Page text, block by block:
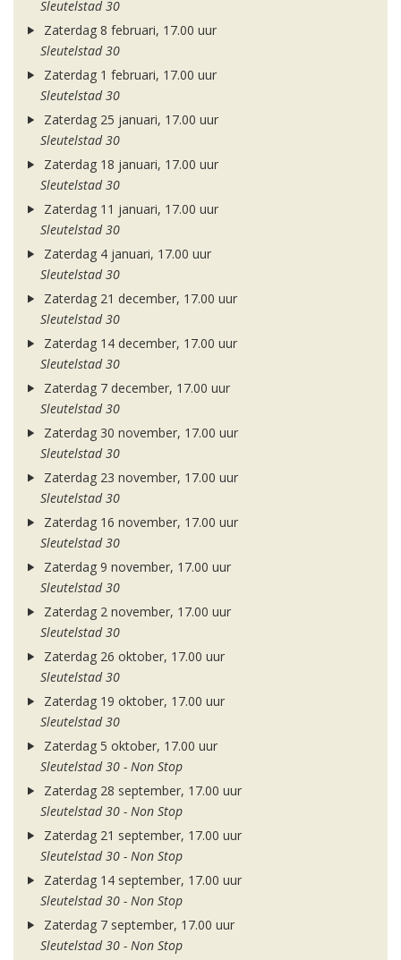
Sleutelstad 30
Zaterdag 8 februari, 17.00 uur
Sleutelstad 30
Zaterdag 1 februari, 17.00 uur
Sleutelstad 30
Zaterdag 25 januari, 17.00 uur
Sleutelstad 30
Zaterdag 18 januari, 17.00 uur
Sleutelstad 30
Zaterdag 11 januari, 17.00 uur
Sleutelstad 30
Zaterdag 4 januari, 17.00 uur
Sleutelstad 30
Zaterdag 21 december, 17.00 uur
Sleutelstad 30
Zaterdag 14 december, 17.00 uur
Sleutelstad 30
Zaterdag 7 december, 17.00 uur
Sleutelstad 30
Zaterdag 30 november, 17.00 uur
Sleutelstad 30
Zaterdag 23 november, 17.00 uur
Sleutelstad 30
Zaterdag 16 november, 17.00 uur
Sleutelstad 30
Zaterdag 9 november, 17.00 uur
Sleutelstad 30
Zaterdag 2 november, 17.00 uur
Sleutelstad 30
Zaterdag 26 oktober, 17.00 uur
Sleutelstad 30
Zaterdag 19 oktober, 17.00 uur
Sleutelstad 30
Zaterdag 5 oktober, 17.00 uur
Sleutelstad 30 - Non Stop
Zaterdag 28 september, 17.00 uur
Sleutelstad 30 - Non Stop
Zaterdag 21 september, 17.00 uur
Sleutelstad 30 - Non Stop
Zaterdag 14 september, 17.00 uur
Sleutelstad 30 - Non Stop
Zaterdag 7 september, 17.00 uur
Sleutelstad 30 - Non Stop